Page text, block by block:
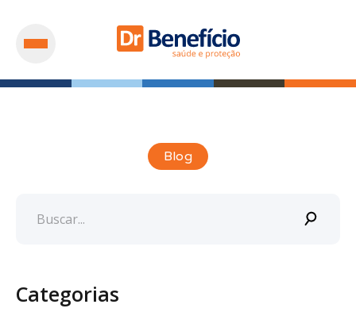
Blog
Categorias